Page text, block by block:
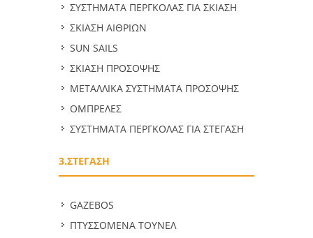
ΣΥΣΤΗΜΑΤΑ ΠΕΡΓΚΟΛΑΣ ΓΙΑ ΣΚΙΑΣΗ
ΣΚΙΑΣΗ ΑΙΘΡΙΩΝ
SUN SAILS
ΣΚΙΑΣΗ ΠΡΟΣΟΨΗΣ
ΜΕΤΑΛΛΙΚΑ ΣΥΣΤΗΜΑΤΑ ΠΡΟΣΟΨΗΣ
ΟΜΠΡΕΛΕΣ
ΣΥΣΤΗΜΑΤΑ ΠΕΡΓΚΟΛΑΣ ΓΙΑ ΣΤΕΓΑΣΗ
3.ΣΤΕΓΑΣΗ
GAZEBOS
ΠΤΥΣΣΟΜΕΝΑ ΤΟΥΝΕΛ